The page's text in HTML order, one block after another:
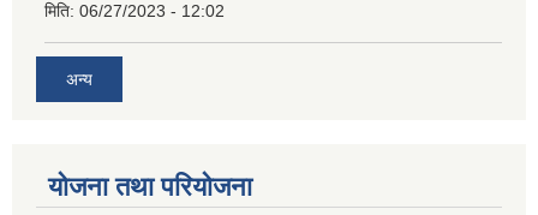
मिति: 06/27/2023 - 12:02
अन्य
योजना तथा परियोजना